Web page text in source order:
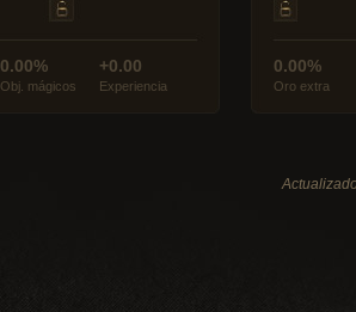
0.00%
Obj. mágicos
+0.00
Experiencia
0.00%
Oro extra